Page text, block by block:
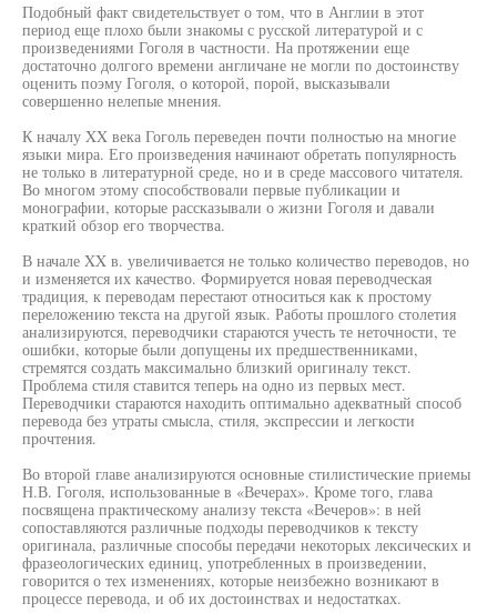
Подобный факт свидетельствует о том, что в Англии в этот
период еще плохо были знакомы с русской литературой и с
произведениями Гоголя в частности. На протяжении еще
достаточно долгого времени англичане не могли по достоинству
оценить поэму Гоголя, о которой, порой, высказывали
совершенно нелепые мнения.
К началу XX века Гоголь переведен почти полностью на многие
языки мира. Его произведения начинают обретать популярность
не только в литературной среде, но и в среде массового читателя.
Во многом этому способствовали первые публикации и
монографии, которые рассказывали о жизни Гоголя и давали
краткий обзор его творчества.
В начале XX в. увеличивается не только количество переводов, но
и изменяется их качество. Формируется новая переводческая
традиция, к переводам перестают относиться как к простому
переложению текста на другой язык. Работы прошлого столетия
анализируются, переводчики стараются учесть те неточности, те
ошибки, которые были допущены их предшественниками,
стремятся создать максимально близкий оригиналу текст.
Проблема стиля ставится теперь на одно из первых мест.
Переводчики стараются находить оптимально адекватный способ
перевода без утраты смысла, стиля, экспрессии и легкости
прочтения.
Во второй главе анализируются основные стилистические приемы
Н.В. Гоголя, использованные в «Вечерах». Кроме того, глава
посвящена практическому анализу текста «Вечеров»: в ней
сопоставляются различные подходы переводчиков к тексту
оригинала, различные способы передачи некоторых лексических и
фразеологических единиц, употребленных в произведении,
говорится о тех изменениях, которые неизбежно возникают в
процессе перевода, и об их достоинствах и недостатках.